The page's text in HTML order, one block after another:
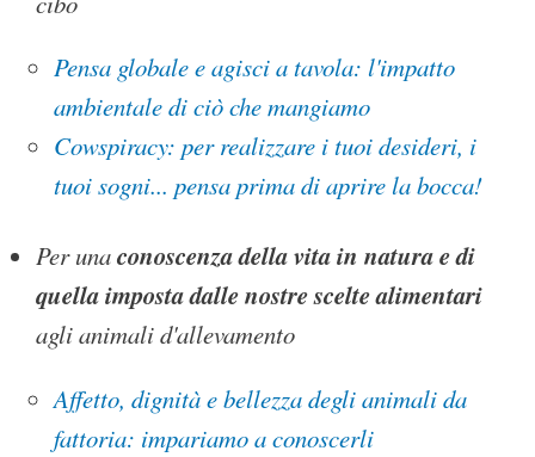
Pensa globale e agisci a tavola: l'impatto
ambientale di ciò che mangiamo
Cowspiracy: per realizzare i tuoi desideri, i
tuoi sogni... pensa prima di aprire la bocca!
Per unaconoscenza della vita in natura e di
quella imposta dalle nostre scelte alimentari
agli animali d'allevamento
Affetto, dignità e bellezza degli animali da
fattoria: impariamo a conoscerli